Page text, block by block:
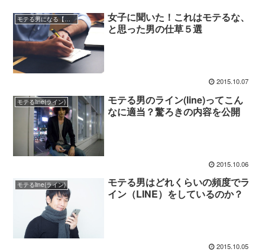
モテる男になる【自分磨き】
女子に聞いた！これはモテるな、
と思った男の仕草５選
2015.10.07
モテるline(ライン)
モテる男のライン(line)ってこん
なに適当？驚ろきの内容を公開
2015.10.06
モテるline(ライン)
モテる男はどれくらいの頻度でラ
イン（LINE）をしているのか？
2015.10.05